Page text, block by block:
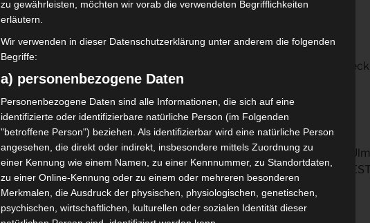
studierte Informatik an der Universität zu
Michael BrünnerTechnische Leitung
studierte Ingenieurwissenschaften an der FH
ist geschäftsführender Gesellschafter der Fa.
www.energiesystemtechnik.de
zu gewährleisten, möchten wir vorab die verwendeten Begrifflichkeiten
erläutern.
Wir verwenden in dieser Datenschutzerklärung unter anderem die folgenden
Begriffe:
a) personenbezogene Daten
Personenbezogene Daten sind alle Informationen, die sich auf eine
identifizierte oder identifizierbare natürliche Person (im Folgenden
"betroffene Person") beziehen. Als identifizierbar wird eine natürliche Person
angesehen, die direkt oder indirekt, insbesondere mittels Zuordnung zu
einer Kennung wie einem Namen, zu einer Kennnummer, zu Standortdaten,
zu einer Online-Kennung oder zu einem oder mehreren besonderen
Merkmalen, die Ausdruck der physischen, physiologischen, genetischen,
psychischen, wirtschaftlichen, kulturellen oder sozialen Identität dieser